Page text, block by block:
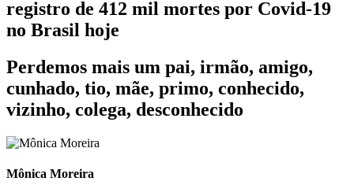
registro de 412 mil mortes por Covid-19
no Brasil hoje
Perdemos mais um pai, irmão, amigo,
cunhado, tio, mãe, primo, conhecido,
vizinho, colega, desconhecido
Mônica Moreira